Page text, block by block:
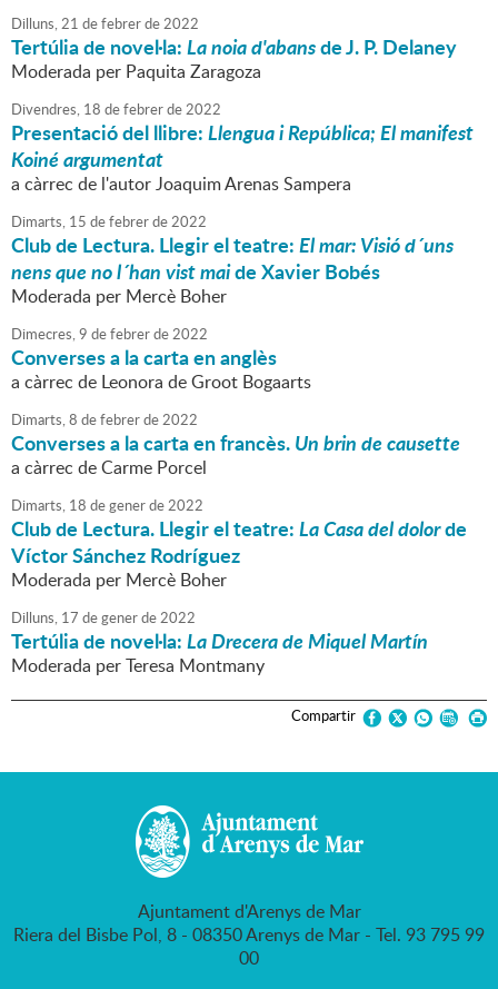
Dilluns,21 defebrerde2022
Tertúlia de novel·la:La noia d'abansde J. P. Delaney
Moderada per Paquita Zaragoza
Divendres, 18 defebrerde2022
Presentació del llibre:Llengua i República; El manifest
Koiné argumentat
a càrrec de l'autor Joaquim Arenas Sampera
Dimarts, 15 defebrerde2022
Club de Lectura. Llegir el teatre:El mar: Visió d´uns
nens que no l´han vist maide Xavier Bobés
Moderada per Mercè Boher
Dimecres,9 defebrerde2022
Converses a la carta en anglès
a càrrec de Leonora de Groot Bogaarts
Dimarts,8 defebrerde2022
Converses a la carta en francès.Un brin de causette
a càrrec de Carme Porcel
Dimarts, 18 degenerde2022
Club de Lectura. Llegir el teatre:La Casa del dolorde
Víctor Sánchez Rodríguez
Moderada per Mercè Boher
Dilluns, 17 degenerde2022
Tertúlia de novel·la:La Drecera de Miquel Martín
Moderada per Teresa Montmany
Compartir
Ajuntament d'Arenys de Mar
Riera del Bisbe Pol, 8 - 08350 Arenys de Mar - Tel. 93 795 99
00